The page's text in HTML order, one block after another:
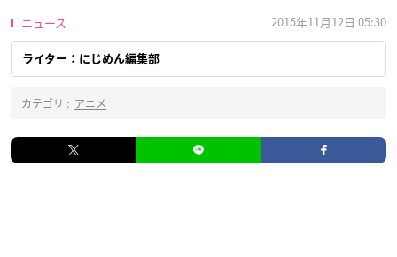
ニュース 2015年11月12日 05:30
ライター：にじめん編集部
カテゴリ : アニメ